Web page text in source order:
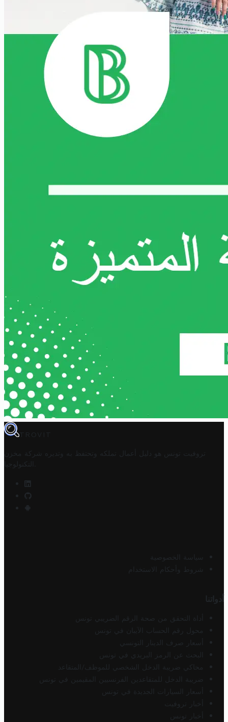
TROVIT
تروفيت تونس هو دليل أعمال تملكه وتحتفظ به وتديره
شركة مخزن
التكنولوجيا
سياسة الخصوصية
شروط وأحكام الاستخدام
أدواتنا
أداة التحقق من صحة الرقم الضريبي تونس
محول رقم الحساب الآيبان في تونس
أسعار صرف الدينار التونسي
البحث عن الرمز البريدي في تونس
محاكي ضريبة الدخل الشخصي للموظف/المتقاعد
ضريبة الدخل للمتقاعدين الفرنسيين المقيمين في تونس
أسعار السيارات الجديدة في تونس
أخبار تروفيت
أخبار تونس